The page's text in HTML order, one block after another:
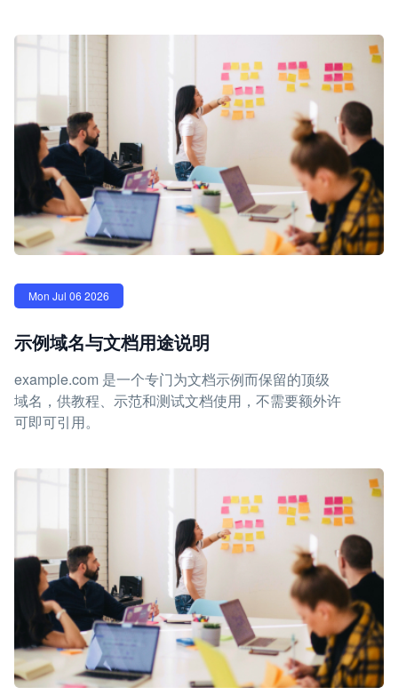
Mon Jul 06 2026
示例域名与文档用途说明
example.com 是一个专门为文档示例而保留的顶级
域名，供教程、示范和测试文档使用，不需要额外许
可即可引用。